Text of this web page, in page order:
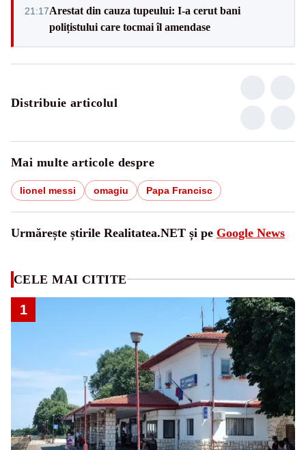
21:17Arestat din cauza tupeului: I-a cerut bani
polițistului care tocmai îl amendase
Distribuie articolul
Mai multe articole despre
lionel messi omagiu Papa Francisc
Urmărește știrile Realitatea.NET și pe Google News
CELE MAI CITITE
1